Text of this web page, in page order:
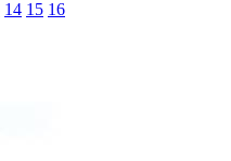
14 15 16